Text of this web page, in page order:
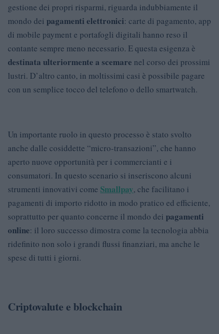
gestione dei propri risparmi, riguarda indubbiamente il
mondo dei pagamenti elettronici: carte di pagamento, app
di mobile payment e portafogli digitali hanno reso il
contante sempre meno necessario. E questa esigenza è
destinata ulteriormente a scemare nel corso dei prossimi
lustri. D’altro canto, in moltissimi casi è possibile pagare
con un semplice tocco del telefono o dello smartwatch.
Un importante ruolo in questo processo è stato svolto
anche dalle cosiddette “micro-transazioni”, che hanno
aperto nuove opportunità per i commercianti e i
consumatori. In questo scenario si inseriscono alcuni
strumenti innovativi come Smallpay, che facilitano i
pagamenti di importo ridotto in modo pratico ed efficiente,
soprattutto per quanto concerne il mondo dei pagamenti
online: il loro successo dimostra come la tecnologia abbia
ridefinito non solo i grandi flussi finanziari, ma anche le
spese di tutti i giorni.
Criptovalute e blockchain